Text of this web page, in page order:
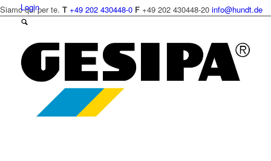
Login
Siamo qui per te. T +49 202 430448-0 F +49 202 430448-20 info@hundt.de